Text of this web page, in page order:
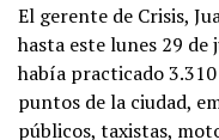
El gerente de Crisis,
hasta este lunes 29
había practicado
puntos de la ciudad,
públicos, taxistas,